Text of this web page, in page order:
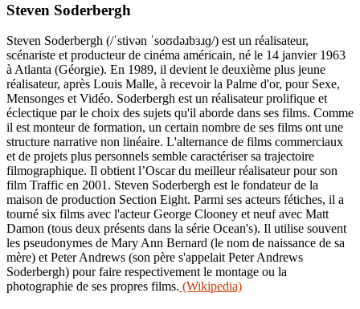
Steven Soderbergh
Steven Soderbergh (/ˈstivən ˈsoʊdəɹbɜɹɡ/) est un réalisateur,
scénariste et producteur de cinéma américain, né le 14 janvier 1963
à Atlanta (Géorgie). En 1989, il devient le deuxième plus jeune
réalisateur, après Louis Malle, à recevoir la Palme d'or, pour Sexe,
Mensonges et Vidéo. Soderbergh est un réalisateur prolifique et
éclectique par le choix des sujets qu'il aborde dans ses films. Comme
il est monteur de formation, un certain nombre de ses films ont une
structure narrative non linéaire. L'alternance de films commerciaux
et de projets plus personnels semble caractériser sa trajectoire
filmographique. Il obtient l’Oscar du meilleur réalisateur pour son
film Traffic en 2001. Steven Soderbergh est le fondateur de la
maison de production Section Eight. Parmi ses acteurs fétiches, il a
tourné six films avec l'acteur George Clooney et neuf avec Matt
Damon (tous deux présents dans la série Ocean's). Il utilise souvent
les pseudonymes de Mary Ann Bernard (le nom de naissance de sa
mère) et Peter Andrews (son père s'appelait Peter Andrews
Soderbergh) pour faire respectivement le montage ou la
photographie de ses propres films. (Wikipedia)